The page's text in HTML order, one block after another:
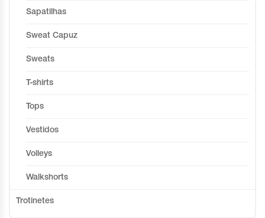
Sapatilhas
Sweat Capuz
Sweats
T-shirts
Tops
Vestidos
Volleys
Walkshorts
Trotinetes